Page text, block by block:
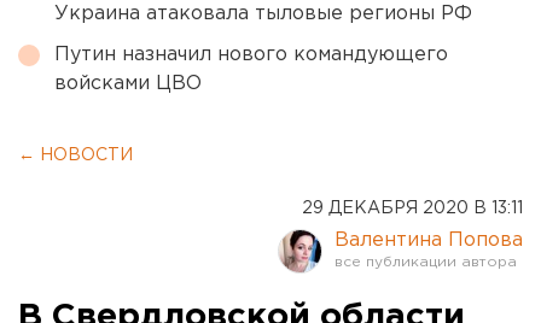
Украина атаковала тыловые регионы РФ
Путин назначил нового командующего
войсками ЦВО
← НОВОСТИ
29 ДЕКАБРЯ 2020 В 13:11
Валентина Попова